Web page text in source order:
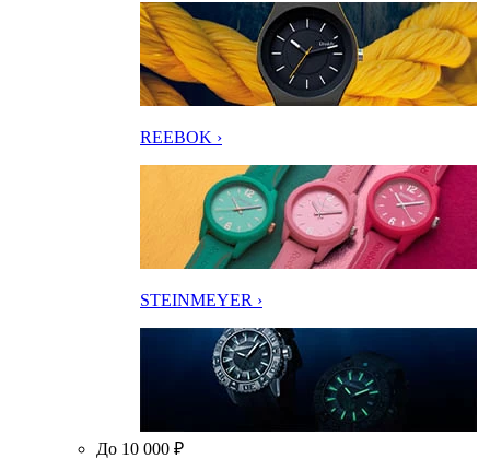
REEBOK ›
STEINMEYER ›
До 10 000 ₽